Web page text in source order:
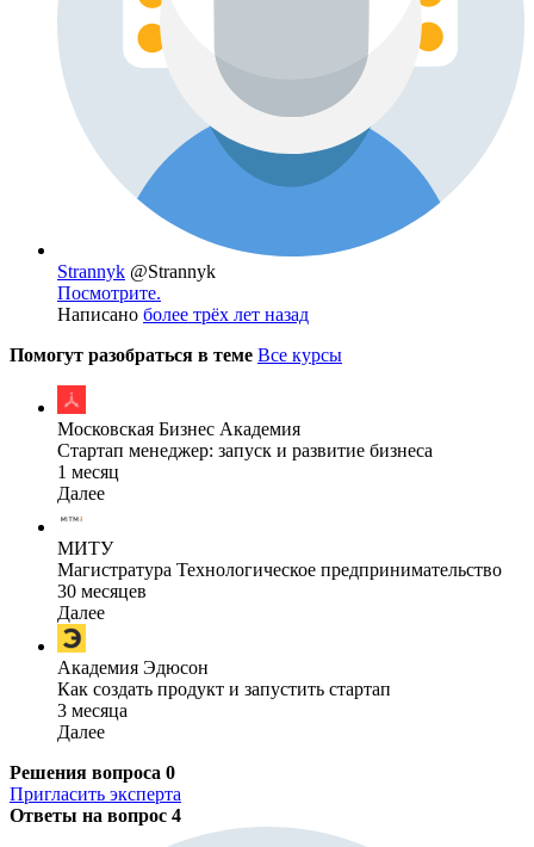
Strannyk @Strannyk
Посмотрите.
Написано более трёх лет назад
Помогут разобраться в теме Все курсы
Московская Бизнес Академия
Стартап менеджер: запуск и развитие бизнеса
1 месяц
Далее
МИТУ
Магистратура Технологическое предпринимательство
30 месяцев
Далее
Академия Эдюсон
Как создать продукт и запустить стартап
3 месяца
Далее
Решения вопроса 0
Пригласить эксперта
Ответы на вопрос 4